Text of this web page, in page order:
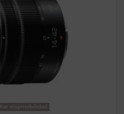
disponibilidad